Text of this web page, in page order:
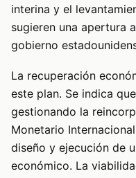
interina y el
sugieren una apertura
gobierno
La recuperación
este plan. Se indica
gestionando la
Monetario
diseño y ejecución de
económico. La